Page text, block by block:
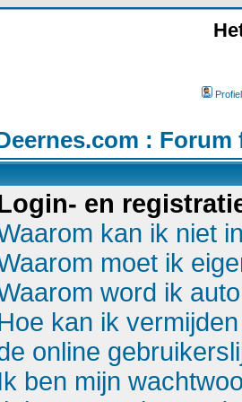
Profiel
:
en
kan ik niet
moet ik
word ik
kan ik
online
ben mijn